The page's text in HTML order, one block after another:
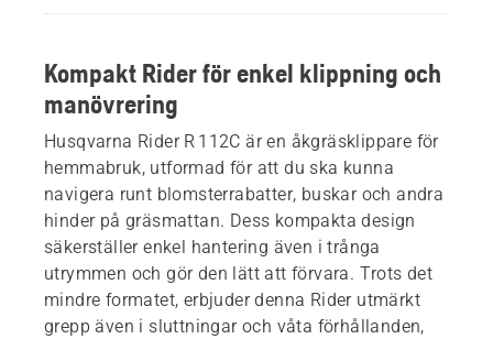
Kompakt Rider för enkel klippning och
manövrering
Husqvarna Rider R 112C är en åkgräsklippare för
hemmabruk, utformad för att du ska kunna
navigera runt blomsterrabatter, buskar och andra
hinder på gräsmattan. Dess kompakta design
säkerställer enkel hantering även i trånga
utrymmen och gör den lätt att förvara. Trots det
mindre formatet, erbjuder denna Rider utmärkt
grepp även i sluttningar och våta förhållanden,